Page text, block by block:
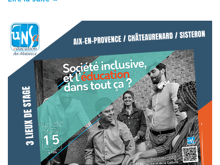
Le 15 novembre : ateliers, débats et table ronde
sur le thème « Société inclusive, et l’éducation
dans tout ça ? »
26 septembre 2022-PROVENCE-ALPES-CÔTE D’AZUR
Mardi 15 novembre 2022, dans 3 lieux de l'académie Aix-